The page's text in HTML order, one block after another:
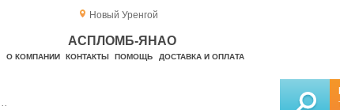
Новый Уренгой
АСПЛОМБ-ЯНАО
О КОМПАНИИ КОНТАКТЫ ПОМОЩЬ ДОСТАВКА И ОПЛАТА